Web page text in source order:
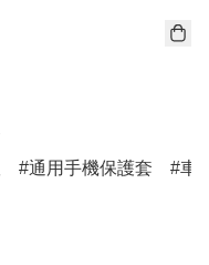
通用手機保護套
車